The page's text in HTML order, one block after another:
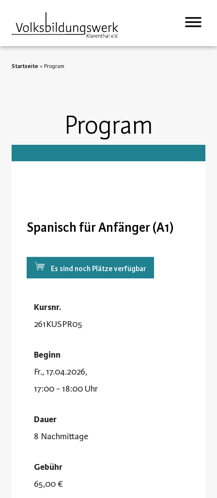
Startseite » Program
Program
Spanisch für Anfänger (A1)
Es sind noch Plätze verfügbar
Kursnr.
261KUSPR05
Beginn
Fr., 17.04.2026,
17:00 - 18:00 Uhr
Dauer
8 Nachmittage
Gebühr
65,00 €